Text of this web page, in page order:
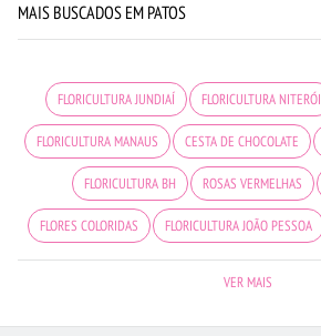
MAIS BUSCADOS EM PATOS
FLORICULTURA JUNDIAÍ FLORICULTURA NITERÓI
FLORICULTURA MANAUS CESTA DE CHOCOLATE
FLORICULTURA BH ROSAS VERMELHAS
FLORES COLORIDAS FLORICULTURA JOÃO PESSOA
VER MAIS